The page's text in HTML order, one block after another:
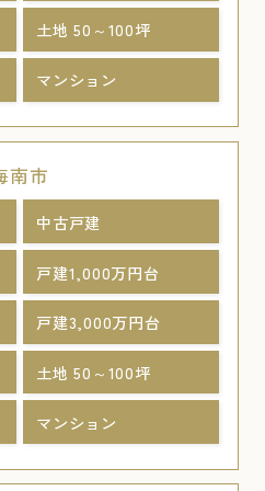
土地 50～100坪
マンション
南市
中古戸建
戸建1,000万円台
戸建3,000万円台
土地 50～100坪
マンション